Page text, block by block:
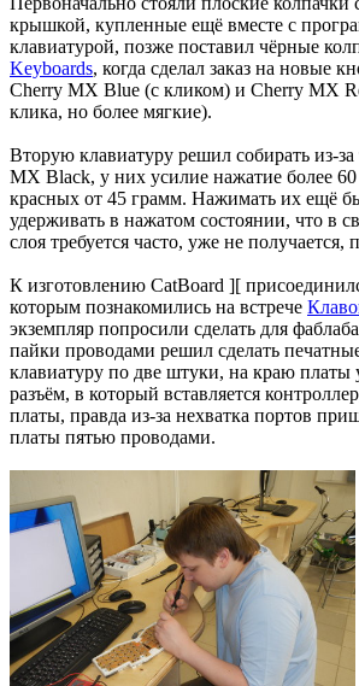
крышкой, купленные ещё вместе с
клавиатурой, позже поставил чёрные
Keyboards, когда сделал заказ на новые
Cherry MX Blue (с кликом) и Cherry MX
клика, но более мягкие).
Вторую клавиатуру решил собирать из-
MX Black, у них усилие нажатие более
красных от 45 грамм. Нажимать их ещё
удерживать в нажатом состоянии, что в
слоя требуется часто, уже не получается,
К изготовлению CatBoard ][
которым познакомились на встрече
экземпляр попросили сделать для
пайки проводами решил сделать
клавиатуру по две штуки, на краю платы
разъём, в который вставляется
платы, правда из-за нехватка портов
платы пятью проводами.